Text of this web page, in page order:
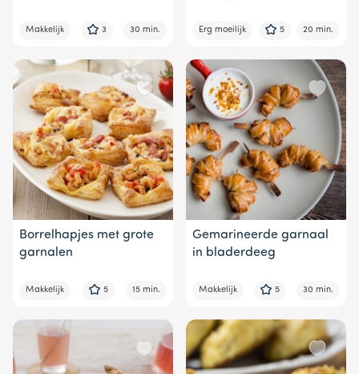
Makkelijk 3 30 min. Erg moeilijk 5 20 min.
Borrelhapjes met grote
garnalen
Makkelijk 5 15 min.
Gemarineerde garnaal
in bladerdeeg
Makkelijk 5 30 min.